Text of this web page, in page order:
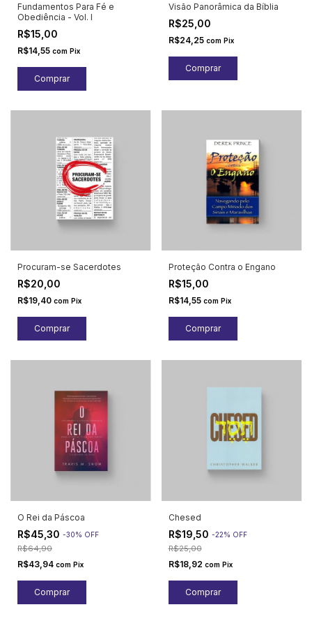
Fundamentos Para Fé e
Obediência - Vol. I
R$15,00
R$14,55 com Pix
Visão Panorâmica da Bíblia
R$25,00
R$24,25 com Pix
Procuram-se Sacerdotes
R$20,00
R$19,40 com Pix
Proteção Contra o Engano
R$15,00
R$14,55 com Pix
O Rei da Páscoa
R$45,30 -30% OFF
R$64,90
R$43,94 com Pix
Chesed
R$19,50 -22% OFF
R$25,00
R$18,92 com Pix